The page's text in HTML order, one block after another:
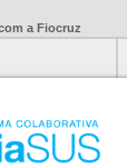
a Fiocruz